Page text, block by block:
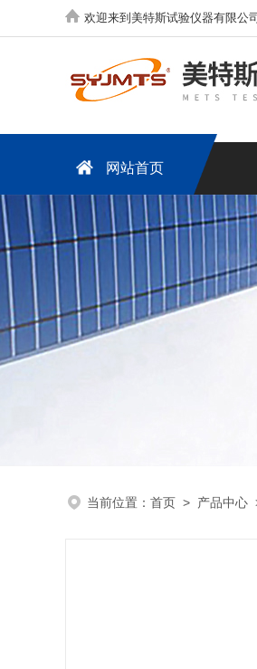
欢迎来到美特斯试验仪器有限公
网站首页
当前位置： 首页 > 产品中心